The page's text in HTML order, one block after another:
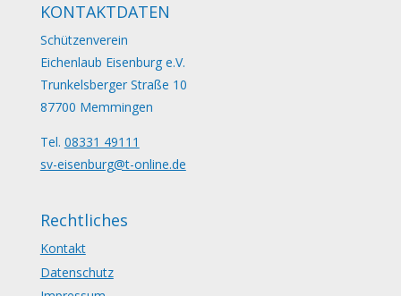
KONTAKTDATEN
Schützenverein
Eichenlaub Eisenburg e.V.
Trunkelsberger Straße 10
87700 Memmingen
Tel. 08331 49111
sv-eisenburg@t-online.de
Rechtliches
Kontakt
Datenschutz